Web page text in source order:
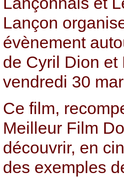
Lançon
évènement
de Cyril Dion et
vendredi 30
Ce film,
Meilleur Film
découvrir, en
des exemples